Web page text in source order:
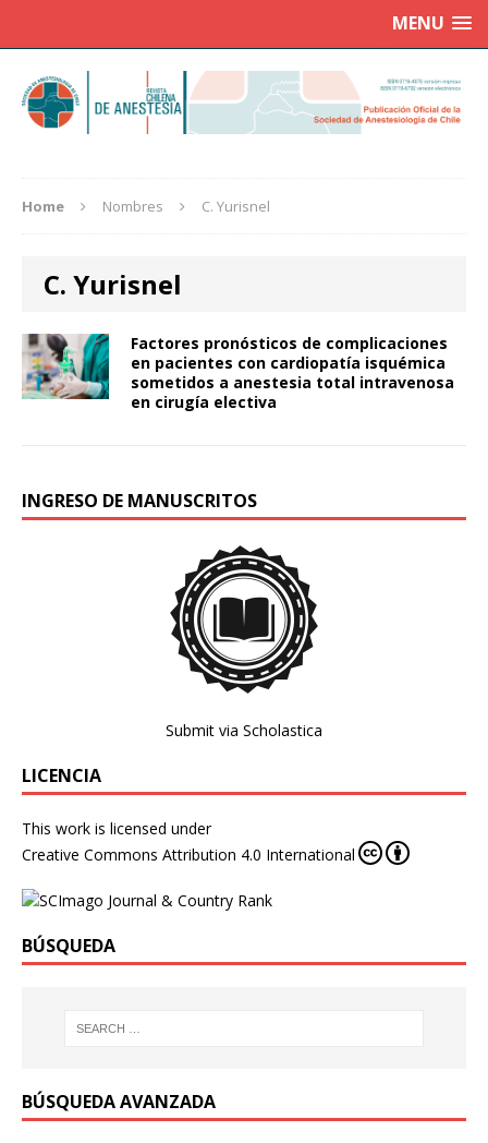
MENU
Home Nombres C. Yurisnel
C. Yurisnel
Factores pronósticos de complicaciones
en pacientes con cardiopatía isquémica
sometidos a anestesia total intravenosa
en cirugía electiva
INGRESO DE MANUSCRITOS
Submit via Scholastica
LICENCIA
This work is licensed under
Creative Commons Attribution 4.0 International
BÚSQUEDA
BÚSQUEDA AVANZADA